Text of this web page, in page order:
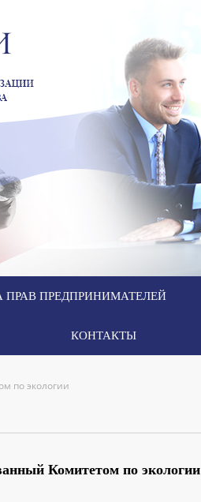
ПРАВ ПРЕДПРИНИМАТЕЛЕЙ
КОНТАКТЫ
по экологии
Комитетом по экологии